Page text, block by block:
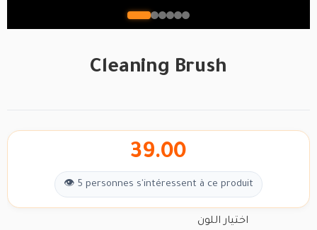
Cleaning Brush
39.00
👁 5 personnes s'intéressent à ce produit
اختيار اللون